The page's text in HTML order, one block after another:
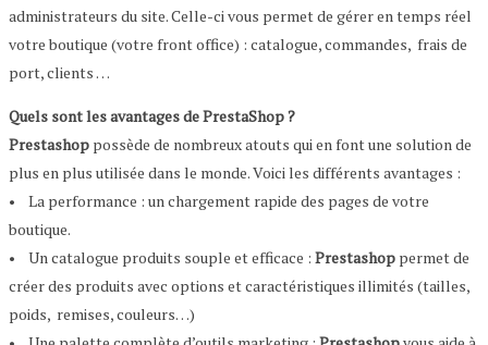
administrateurs du site. Celle-ci vous permet de gérer en temps réel
votre boutique (votre front office) : catalogue, commandes, frais de
port, clients …
Quels sont les avantages de PrestaShop ?
Prestashop possède de nombreux atouts qui en font une solution de
plus en plus utilisée dans le monde. Voici les différents avantages :
• La performance : un chargement rapide des pages de votre
boutique.
• Un catalogue produits souple et efficace : Prestashop permet de
créer des produits avec options et caractéristiques illimités (tailles,
poids, remises, couleurs…)